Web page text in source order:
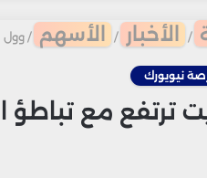
/ الأخبار / الأسهم / وول
نيويورك
ترتفع مع تباطؤ